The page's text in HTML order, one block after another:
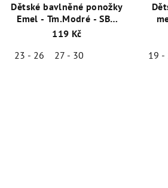
Dětské bavlněné ponožky
Emel - Tm.Modré - SBO
100-82
119 Kč
23 - 26
27 - 30
19 -